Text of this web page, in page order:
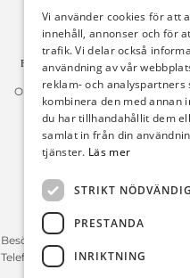
10654 Stockholm
Fakturan måste innehålla
Organisationsnummer 556225-
Öppettider:
Bilförsäljning
Lördag : 10:00-14:00
Servicerådgivare
Besökstid Måndag – Fredag : 07:00-
Telefontid Måndag – Fredag : 07:00-
Vi använder cookies för att
innehåll, annonser och för
trafik. Vi delar också
användning av vår
reklam- och analyspartners
kombinera den med annan
du har tillhandahållit dem
samlat in från din
tjänster. Läs mer
STRIKT
PRESTANDA
INRIKTNING